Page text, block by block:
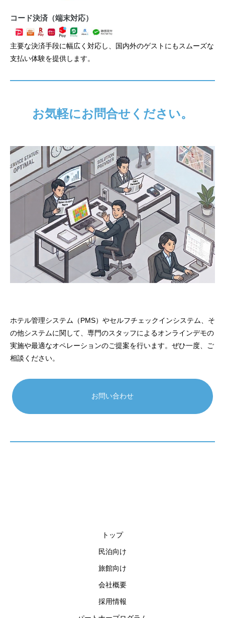
コード決済（端末対応）
主要な決済手段に幅広く対応し、国内外のゲストにもスムーズな
支払い体験を提供します。
お気軽にお問合せください。
ホテル管理システム（PMS）やセルフチェックインシステム、そ
の他システムに関して、専門のスタッフによるオンラインデモの
実施や最適なオペレーションのご提案を行います。ぜひ一度、ご
相談ください。
お問い合わせ
トップ
民泊向け
旅館向け
会社概要
採用情報